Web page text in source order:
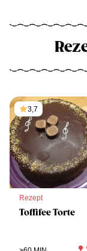
3,7
Rezept
Toffifee Torte